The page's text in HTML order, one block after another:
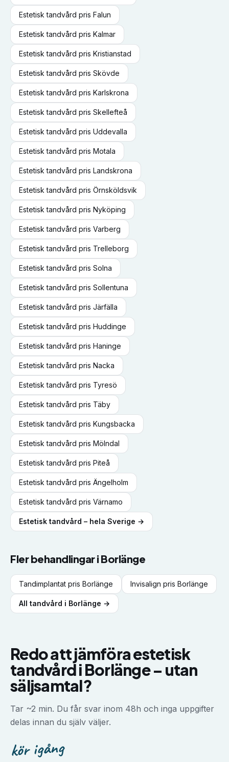
Estetisk tandvård pris Falun
Estetisk tandvård pris Kalmar
Estetisk tandvård pris Kristianstad
Estetisk tandvård pris Skövde
Estetisk tandvård pris Karlskrona
Estetisk tandvård pris Skellefteå
Estetisk tandvård pris Uddevalla
Estetisk tandvård pris Motala
Estetisk tandvård pris Landskrona
Estetisk tandvård pris Örnsköldsvik
Estetisk tandvård pris Nyköping
Estetisk tandvård pris Varberg
Estetisk tandvård pris Trelleborg
Estetisk tandvård pris Solna
Estetisk tandvård pris Sollentuna
Estetisk tandvård pris Järfälla
Estetisk tandvård pris Huddinge
Estetisk tandvård pris Haninge
Estetisk tandvård pris Nacka
Estetisk tandvård pris Tyresö
Estetisk tandvård pris Täby
Estetisk tandvård pris Kungsbacka
Estetisk tandvård pris Mölndal
Estetisk tandvård pris Piteå
Estetisk tandvård pris Ängelholm
Estetisk tandvård pris Värnamo
Estetisk tandvård – hela Sverige →
Fler behandlingar i Borlänge
Tandimplantat pris Borlänge Invisalign pris Borlänge
All tandvård i Borlänge →
Redo att jämföraestetisk
tandvårdiBorlänge– utan
säljsamtal?
Tar ~2 min. Du får svar inom 48h och inga uppgifter
delas innan du själv väljer.
kör igång